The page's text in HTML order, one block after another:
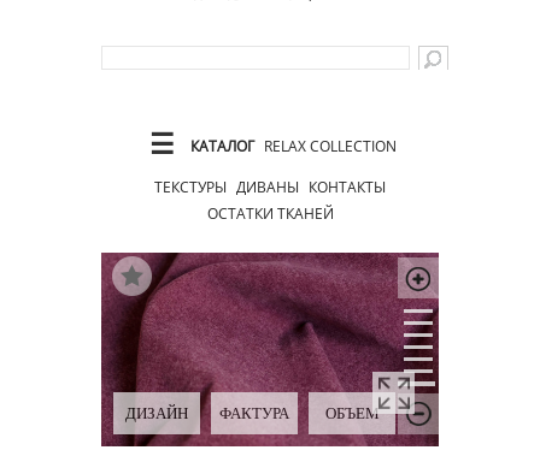
☰ КАТАЛОГ RELAX COLLECTION
ТЕКСТУРЫ ДИВАНЫ КОНТАКТЫ
ОСТАТКИ ТКАНЕЙ
ДИЗАЙН ФАКТУРА ОБЪЕМ